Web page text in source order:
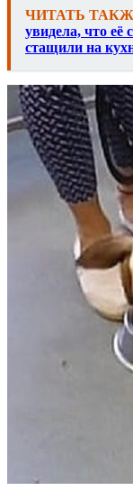
ЧИТАТЬ
увидела, что её
стащили на